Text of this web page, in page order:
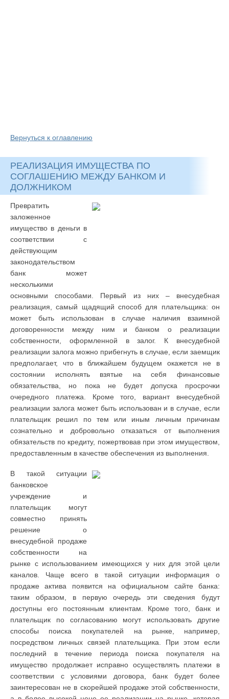
Вернуться к оглавлению
РЕАЛИЗАЦИЯ ИМУЩЕСТВА ПО
СОГЛАШЕНИЮ МЕЖДУ БАНКОМ И
ДОЛЖНИКОМ
Превратить
заложенное
имущество в деньги в
соответствии с
действующим
законодательством
банк может
несколькими
основными способами. Первый из них – внесудебная
реализация, самый щадящий способ для плательщика: он
может быть использован в случае наличия взаимной
договоренности между ним и банком о реализации
собственности, оформленной в залог. К внесудебной
реализации залога можно прибегнуть в случае, если заемщик
предполагает, что в ближайшем будущем окажется не в
состоянии исполнять взятые на себя финансовые
обязательства, но пока не будет допуска просрочки
очередного платежа. Кроме того, вариант внесудебной
реализации залога может быть использован и в случае, если
плательщик решил по тем или иным личным причинам
сознательно и добровольно отказаться от выполнения
обязательств по кредиту, пожертвовав при этом имуществом,
предоставленным в качестве обеспечения из выполнения.
В такой ситуации
банковское
учреждение и
плательщик могут
совместно принять
решение о
внесудебной продаже
собственности на
рынке с использованием имеющихся у них для этой цели
каналов. Чаще всего в такой ситуации информация о
продаже актива появится на официальном сайте банка:
таким образом, в первую очередь эти сведения будут
доступны его постоянным клиентам. Кроме того, банк и
плательщик по согласованию могут использовать другие
способы поиска покупателей на рынке, например,
посредством личных связей плательщика. При этом если
последний в течение периода поиска покупателя на
имущество продолжает исправно осуществлять платежи в
соответствии с условиями договора, банк будет более
заинтересован не в скорейшей продаже этой собственности,